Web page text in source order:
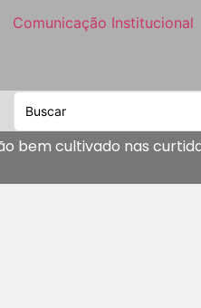
Comunicação Institucional
cultivado nas